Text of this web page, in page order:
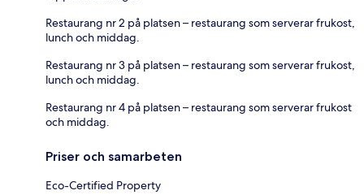
Restaurang nr 2 på platsen – restaurang som serverar frukost,
lunch och middag.
Restaurang nr 3 på platsen – restaurang som serverar frukost,
lunch och middag.
Restaurang nr 4 på platsen – restaurang som serverar frukost
och middag.
Priser och samarbeten
Eco-Certified Property